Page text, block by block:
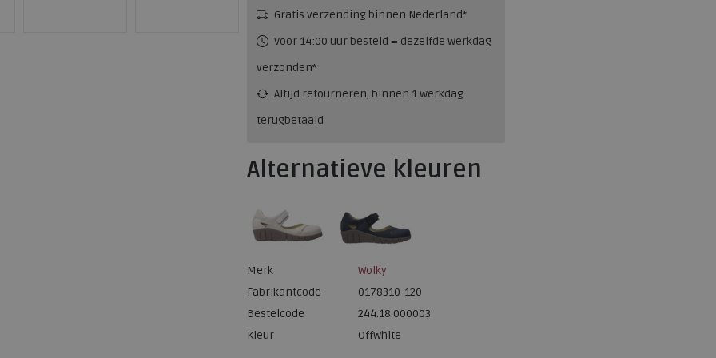
Gratis verzending binnen Nederland*
Voor 14:00 uur besteld = dezelfde werkdag
verzonden*
Altijd retourneren, binnen 1 werkdag
terugbetaald
Alternatieve kleuren
Merk
Wolky
Fabrikantcode
0178310-120
Bestelcode
244.18.000003
Kleur
Offwhite